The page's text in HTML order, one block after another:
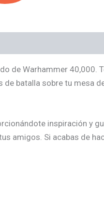
de Warhammer
batalla sobre tu mesa
inspiración y
amigos. Si acabas de